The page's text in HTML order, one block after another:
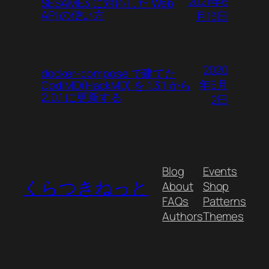
API の使い方
月13日
docker-compose で建てた
CodiMD(HackMD) を 1.3.1 から
2.0.1 に更新する
2020
年5月
2日
くらつきねっと
Blog
About
FAQs
Authors
Events
Shop
Patterns
Themes